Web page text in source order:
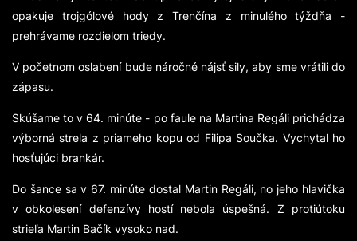
opakuje trojgólové hody z Trenčína z minulého týždňa -
prehrávame rozdielom triedy.
V početnom oslabení bude náročné nájsť sily, aby sme vrátili do
zápasu.
Skúšame to v 64. minúte - po faule na Martina Regáli prichádza
výborná strela z priameho kopu od Filipa Součka. Vychytal ho
hosťujúci brankár.
Do šance sa v 67. minúte dostal Martin Regáli, no jeho hlavička
v obkolesení defenzívy hostí nebola úspešná. Z protiútoku
strieľa Martin Bačík vysoko nad.